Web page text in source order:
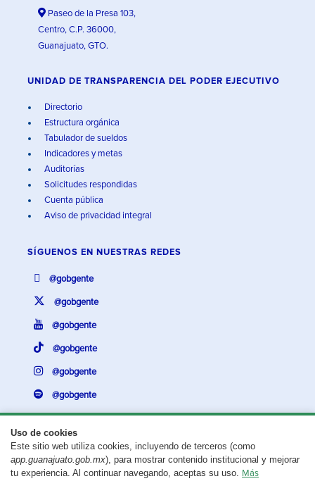
Uso de cookies
Este sitio web utiliza cookies, incluyendo de terceros (como
app.guanajuato.gob.mx), para mostrar contenido institucional y mejorar
tu experiencia. Al continuar navegando, aceptas su uso. Más
Paseo de la Presa 103,
Centro, C.P. 36000,
Guanajuato, GTO.
UNIDAD DE TRANSPARENCIA DEL PODER EJECUTIVO
Directorio
Estructura orgánica
Tabulador de sueldos
Indicadores y metas
Auditorías
Solicitudes respondidas
Cuenta pública
Aviso de privacidad integral
SÍGUENOS EN NUESTRAS REDES
@gobgente
@gobgente
@gobgente
@gobgente
@gobgente
@gobgente
¿Existe algún problema con esta página?Repórtalo aquí.